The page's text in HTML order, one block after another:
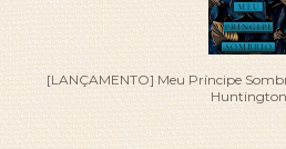
[LANÇAMENTO] Meu Príncipe
Huntington